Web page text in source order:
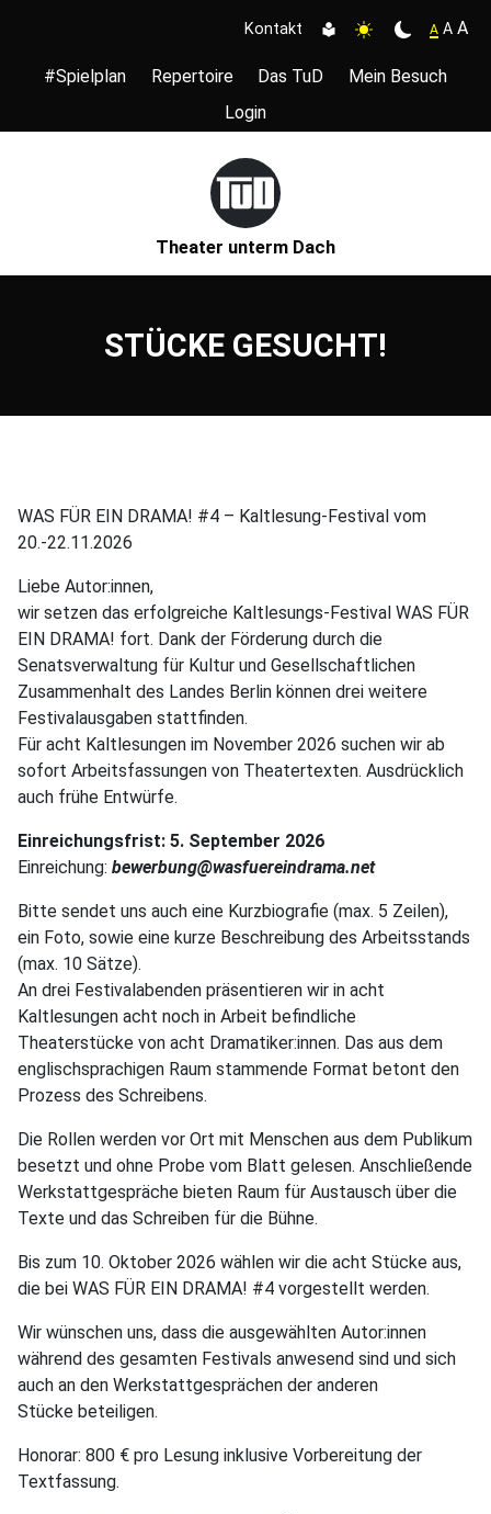
Kontakt A A A
#Spielplan Repertoire Das TuD
Mein Besuch
Login
Theater unterm Dach
STÜCKE GESUCHT!
WAS FÜR EIN DRAMA! #4 – Kaltlesung-Festival vom
20.-22.11.2026
Liebe Autor:innen,
wir setzen das erfolgreiche Kaltlesungs-Festival WAS FÜR
EIN DRAMA! fort. Dank der Förderung durch die
Senatsverwaltung für Kultur und Gesellschaftlichen
Zusammenhalt des Landes Berlin können drei weitere
Festivalausgaben stattfinden.
Für acht Kaltlesungen im November 2026 suchen wir ab
sofort Arbeitsfassungen von Theatertexten. Ausdrücklich
auch frühe Entwürfe.
Einreichungsfrist: 5. September 2026
Einreichung: bewerbung@wasfuereindrama.net
Bitte sendet uns auch eine Kurzbiografie (max. 5 Zeilen),
ein Foto, sowie eine kurze Beschreibung des Arbeitsstands
(max. 10 Sätze).
An drei Festivalabenden präsentieren wir in acht
Kaltlesungen acht noch in Arbeit befindliche
Theaterstücke von acht Dramatiker:innen. Das aus dem
englischsprachigen Raum stammende Format betont den
Prozess des Schreibens.
Die Rollen werden vor Ort mit Menschen aus dem Publikum
besetzt und ohne Probe vom Blatt gelesen. Anschließende
Werkstattgespräche bieten Raum für Austausch über die
Texte und das Schreiben für die Bühne.
Bis zum 10. Oktober 2026 wählen wir die acht Stücke aus,
die bei WAS FÜR EIN DRAMA! #4 vorgestellt werden.
Wir wünschen uns, dass die ausgewählten Autor:innen
während des gesamten Festivals anwesend sind und sich
auch an den Werkstattgesprächen der anderen
Stücke beteiligen.
Honorar: 800 € pro Lesung inklusive Vorbereitung der
Textfassung.